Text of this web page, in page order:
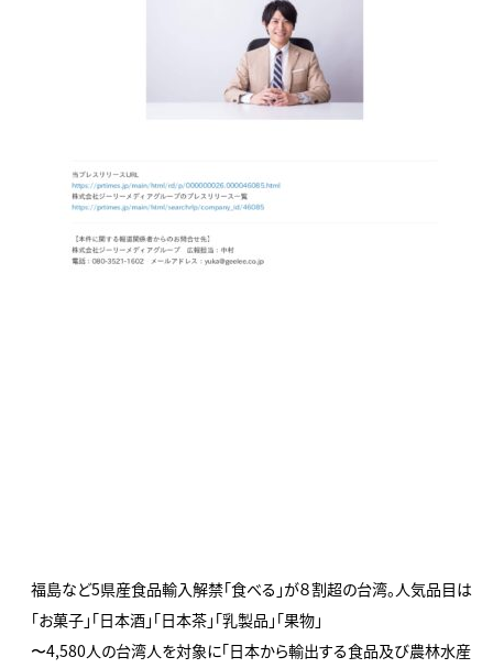
福島など5県産食品輸入解禁「食べる」が８割超の台湾。人気品目は
「お菓子」「日本酒」「日本茶」「乳製品」「果物」
〜4,580人の台湾人を対象に「日本から輸出する食品及び農林水産